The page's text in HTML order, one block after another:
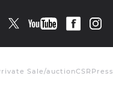
Sale/auctionCSRPress